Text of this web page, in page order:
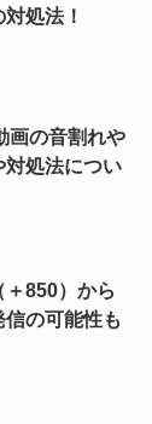
処法！
画の音割れや
処法につい
＋850）から
の可能性も